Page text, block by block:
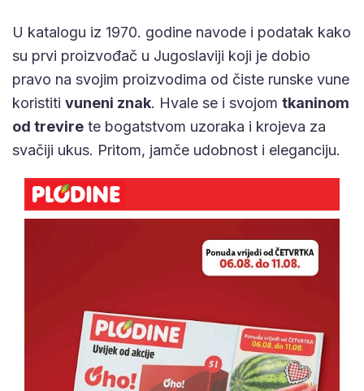
U katalogu iz 1970. godine navode i podatak kako
su prvi proizvođač u Jugoslaviji koji je dobio
pravo na svojim proizvodima od čiste runske vune
koristiti vuneni znak. Hvale se i svojom tkaninom
od trevire te bogatstvom uzoraka i krojeva za
svačiji ukus. Pritom, jamče udobnost i eleganciju.